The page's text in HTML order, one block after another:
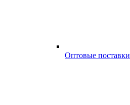
Оптовые поставки